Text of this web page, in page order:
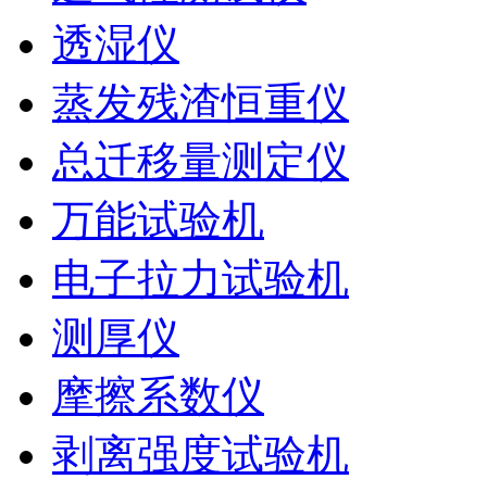
透湿仪
蒸发残渣恒重仪
总迁移量测定仪
万能试验机
电子拉力试验机
测厚仪
摩擦系数仪
剥离强度试验机